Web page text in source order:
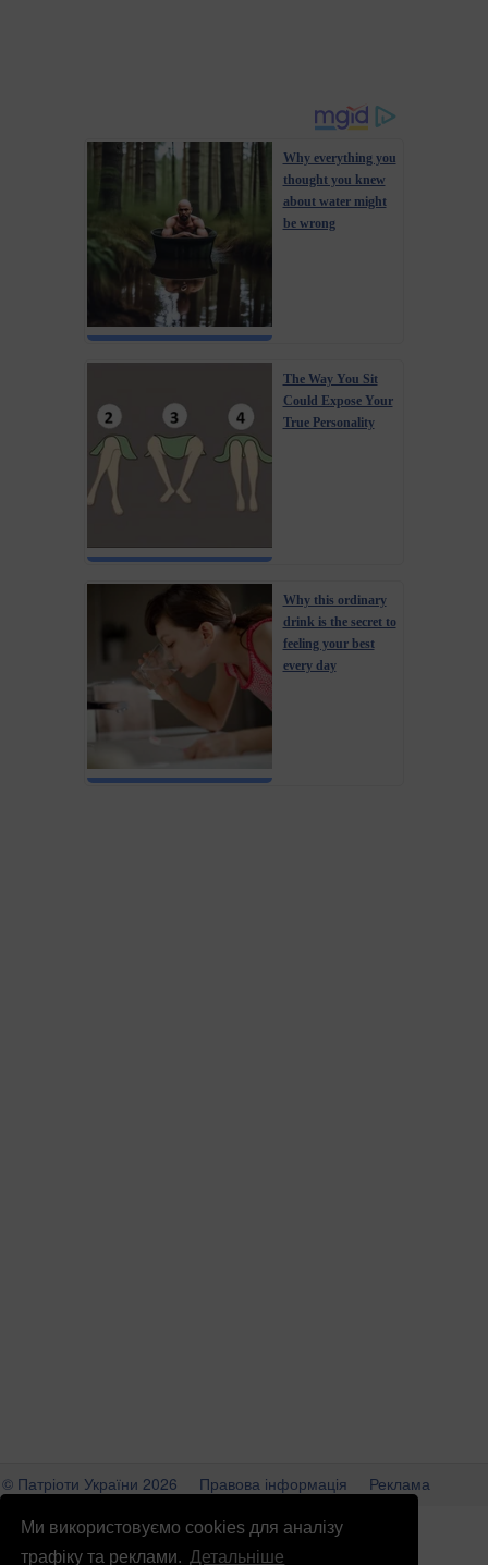
Ми використовуємо cookies для аналізу
трафіку та реклами. Детальніше
Why everything you
thought you knew
about water might
be wrong
The Way You Sit
Could Expose Your
True Personality
Why this ordinary
drink is the secret to
feeling your best
every day
© Патріоти України 2026 Правова інформація
Реклама
info@patrioty.org.ua